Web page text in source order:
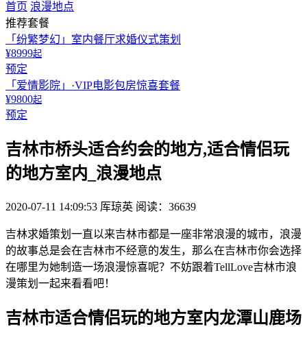
首页 浪漫地点
推荐套餐
「纷繁梦幻」室内餐厅求婚仪式策划
¥8999起
预定
「爱情影院」·VIP电影包房惊喜套餐
¥9800起
预定
吉林市桥头适合约会的地方,适合情侣玩
的地方室内_浪漫地点
2020-07-11 14:09:53 厍琼英 阅读：36639
吉林求婚策划一直以来吉林市都是一座非常浪漫的城市，浪漫
的故事总是会在吉林市不经意的发生，那么在吉林市你会选择
在哪里为她制造一场浪漫惊喜呢？不妨跟着TellLove吉林市浪
漫策划一起来看看吧！
吉林市适合情侣玩的地方室内龙潭山鹿场